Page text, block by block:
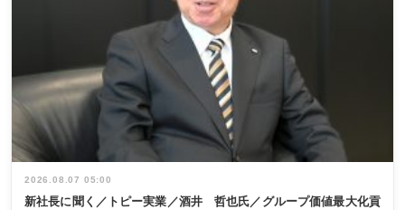
2026.08.07 05:00
新社長に聞く／トピー実業／酒井 哲也氏／グループ価値最大化貢